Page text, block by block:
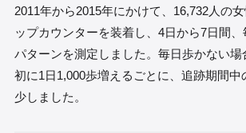
2011年から2015年にかけて、16,732人の
ップカウンターを装着し、4日から7日間
パターンを測定しました。毎日歩かない
初に1日1,000歩増えるごとに、追跡期間中
少しました。